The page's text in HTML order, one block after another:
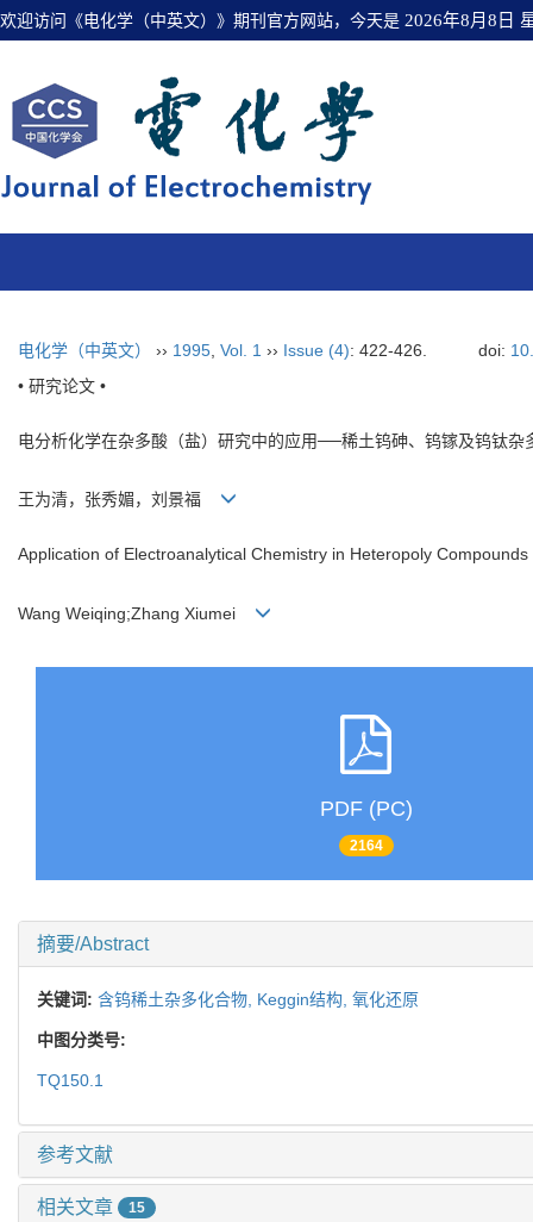
欢迎访问《电化学（中英文）》期刊官方网站，今天是 2026年8月8日
电化学（中英文） ›› 1995 Vol. 1 ›› Issue (4): 422-426. doi:
• 研究论文 •
电分析化学在杂多酸（盐）研究中的应用──稀土钨砷、钨镓及钨钛杂
王为清，张秀媚，刘景福
Application of Electroanalytical Chemistry in Heteropoly
Wang Weiqing;Zhang Xiumei
PDF (PC)
2164
摘要/Abstract
关键词: 含钨稀土杂多化合物, Keggin结构, 氧化还原
中图分类号:
TQ150.1
参考文献
相关文章 15